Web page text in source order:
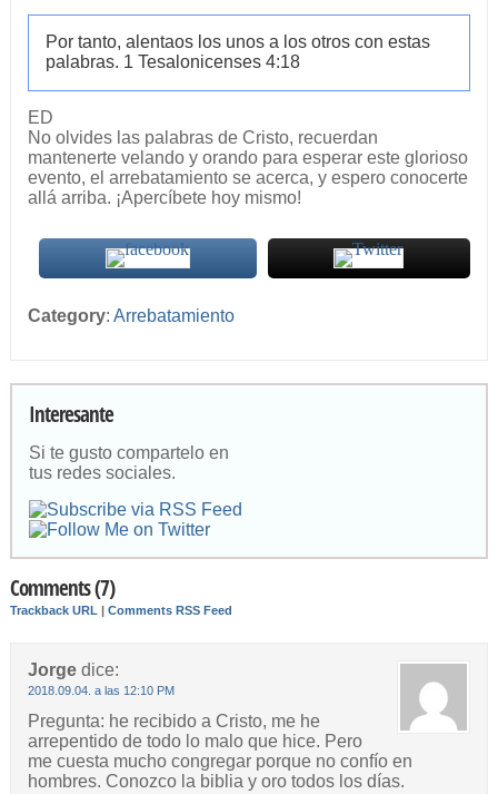
Por tanto, alentaos los unos a los otros con estas
palabras. 1 Tesalonicenses 4:18
ED
No olvides las palabras de Cristo, recuerdan
mantenerte velando y orando para esperar este glorioso
evento, el arrebatamiento se acerca, y espero conocerte
allá arriba. ¡Apercíbete hoy mismo!
Category: Arrebatamiento
Interesante
Si te gusto compartelo en
tus redes sociales.
Comments (7)
Trackback URL | Comments RSS Feed
Jorge dice:
2018.09.04. a las 12:10 PM
Pregunta: he recibido a Cristo, me he
arrepentido de todo lo malo que hice. Pero
me cuesta mucho congregar porque no confío en
hombres. Conozco la biblia y oro todos los días.